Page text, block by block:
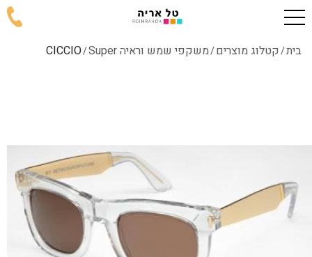
בית/קטלוג מוצרים/משקפי שמש וראיה Super /
CICCIO